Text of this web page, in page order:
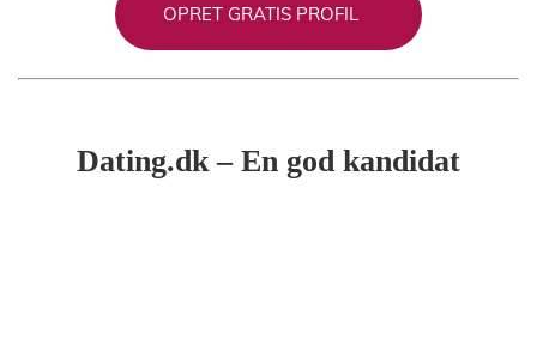
OPRET GRATIS PROFIL
Dating.dk – En god kandidat